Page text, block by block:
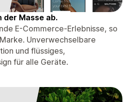
der Masse ab.
E-Commerce-Erlebnisse, so
Unverwechselbare
und flüssiges,
für alle Geräte.